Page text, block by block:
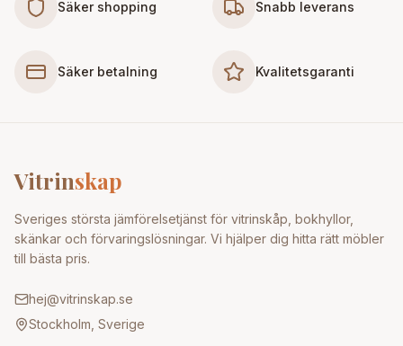
Säker shopping Snabb leverans
Säker betalning Kvalitetsgaranti
Vitrinskap
Sveriges största jämförelsetjänst för vitrinskåp, bokhyllor,
skänkar och förvaringslösningar. Vi hjälper dig hitta rätt möbler
till bästa pris.
hej@vitrinskap.se
Stockholm, Sverige